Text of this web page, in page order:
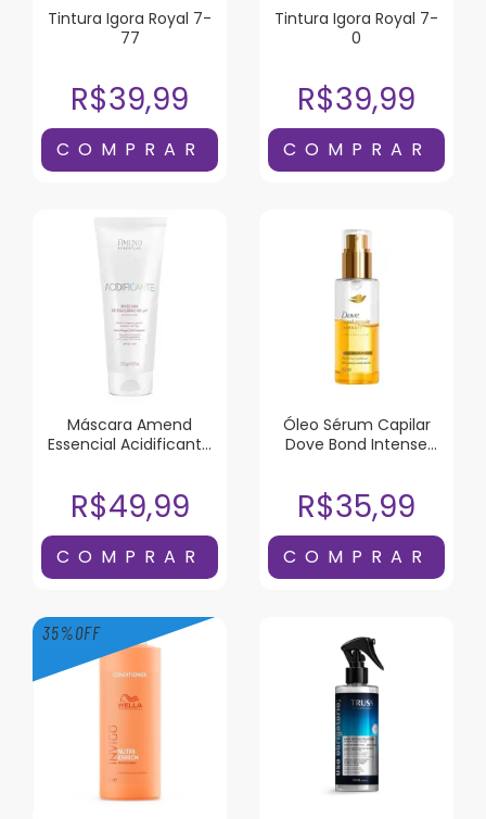
Tintura Igora Royal 7-
77
R$39,99
Tintura Igora Royal 7-
0
R$39,99
Máscara Amend
Essencial Acidificante
R$49,99
Óleo Sérum Capilar
Dove Bond Intense
R$35,99
35%OFF